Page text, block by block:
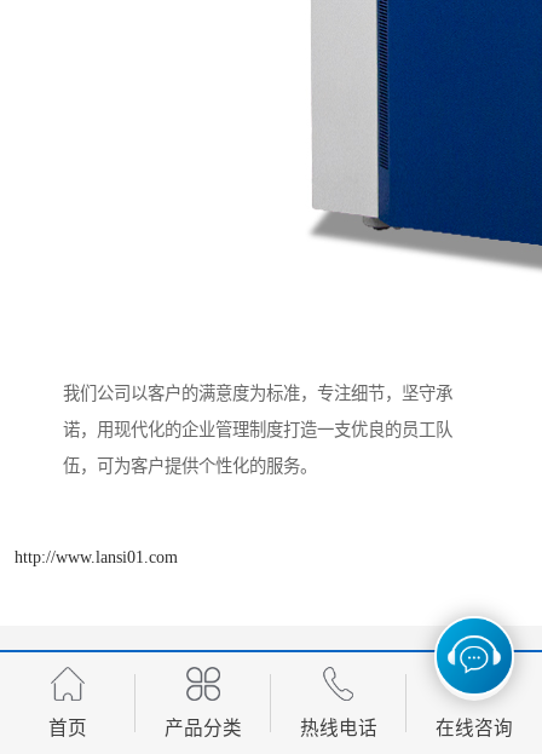
我们公司以客户的满意度为标准，专注细节，坚守承
诺，用现代化的企业管理制度打造一支优良的员工队
伍，可为客户提供个性化的服务。
http://www.lansi01.com
Development, design, production and sales in one of the manufacturing
enterprises
首页 产品分类 热线电话 在线咨询